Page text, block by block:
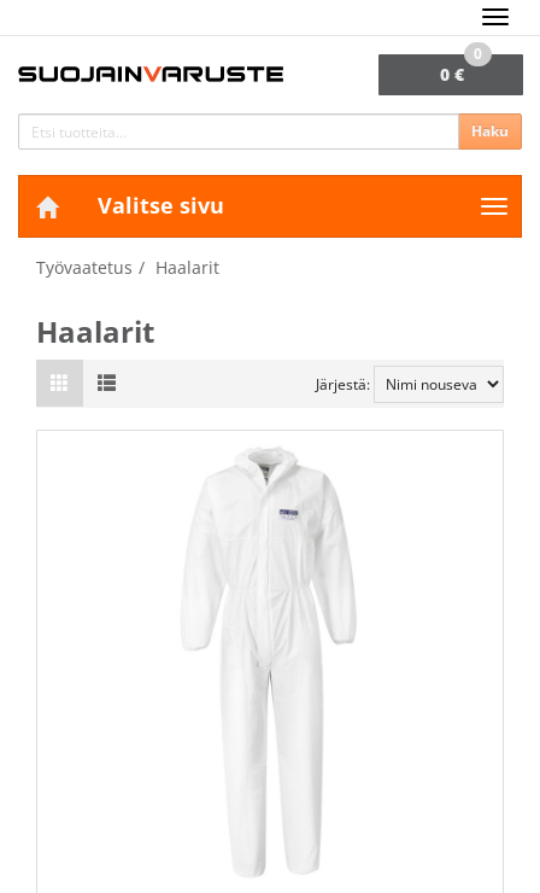
0 €
0
Haku
Valitse sivu
Työvaatetus Haalarit
Haalarit
Järjestä: